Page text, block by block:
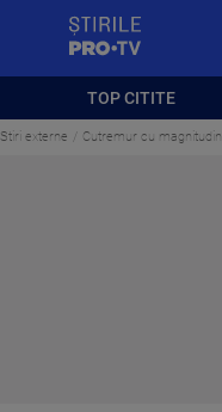
TOP CITITE
Stiri externe Cutremur cu